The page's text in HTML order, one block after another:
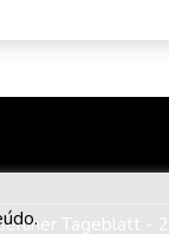
Tageblatt -